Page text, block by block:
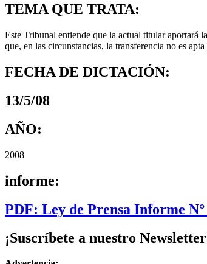
TEMA QUE TRATA:
Este Tribunal entiende que la actual titular aportará
que, en las circunstancias, la transferencia no es
FECHA DE DICTACIÓN:
13/5/08
AÑO:
2008
informe:
PDF: Ley de Prensa Informe N°
¡Suscríbete a nuestro